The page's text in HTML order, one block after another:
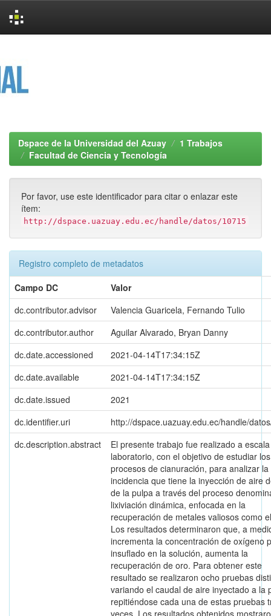
Dspace de la Universidad del Azuay
1 Trabajos
Facultad de Ciencia y Tecnología
Por favor, use este identificador para citar o enlazar este
ítem:
http://dspace.uazuay.edu.ec/handle/datos/10715
Registro completo de metadatos
Campo DC
Valor
dc.contributor.advisor
Valencia Guaricela, Fernando Tulio
dc.contributor.author
Aguilar Alvarado, Bryan Danny
dc.date.accessioned
2021-04-14T17:34:15Z
dc.date.available
2021-04-14T17:34:15Z
dc.date.issued
2021
dc.identifier.uri
http://dspace.uazuay.edu.ec/handle/
dc.description.abstract
El presente trabajo fue realizado a
laboratorio, con el objetivo de estudiar los
procesos de cianuración, para analizar la
incidencia que tiene la inyección de aire
de la pulpa a través del proceso
lixiviación dinámica, enfocada en la
recuperación de metales valiosos como
Los resultados determinaron que, a
incrementa la concentración de oxígeno
insuflado en la solución, aumenta la
recuperación de oro. Para obtener este
resultado se realizaron ocho pruebas
variando el caudal de aire inyectado a la
repitiéndose cada una de estas pruebas
veces. Los resultados obtenidos